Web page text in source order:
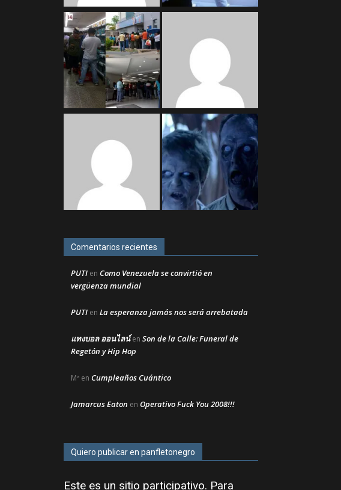
Comentarios recientes
PUTI en Como Venezuela se convirtió en
vergüenza mundial
PUTI en La esperanza jamás nos será arrebatada
แทงบอล ออนไลน์en Son de la Calle: Funeral de
Regetón y Hip Hop
Mª en Cumpleaños Cuántico
Jamarcus Eaton en Operativo Fuck You 2008!!!
Quiero publicar en panfletonegro
Este es un sitio participativo. Para